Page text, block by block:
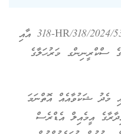
މި އިދާރާގެ އިޢުލާން ނަންބަރު (IUL)318-HR/318/2024/53 އާއި
ސްކްރީނިންގ މަރުހަލާގެ
މެދު ޝަކުވާއެއް އޮތްނަމަ
މި އިދާރާގެ އީމެއިލް އެޑްރެސް